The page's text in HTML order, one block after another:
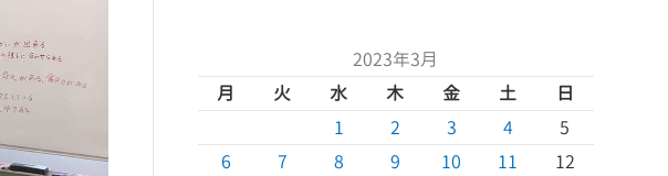
2023年3月
月
火 水 木 金 土
日
1
2 3 4
5
6
7 8 9 10 11
12